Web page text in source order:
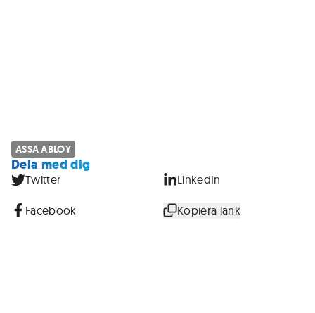
ASSA ABLOY
Dela med dig
Twitter LinkedIn
Facebook Kopiera länk